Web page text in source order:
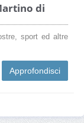
di
sport ed altre
Approfondisci